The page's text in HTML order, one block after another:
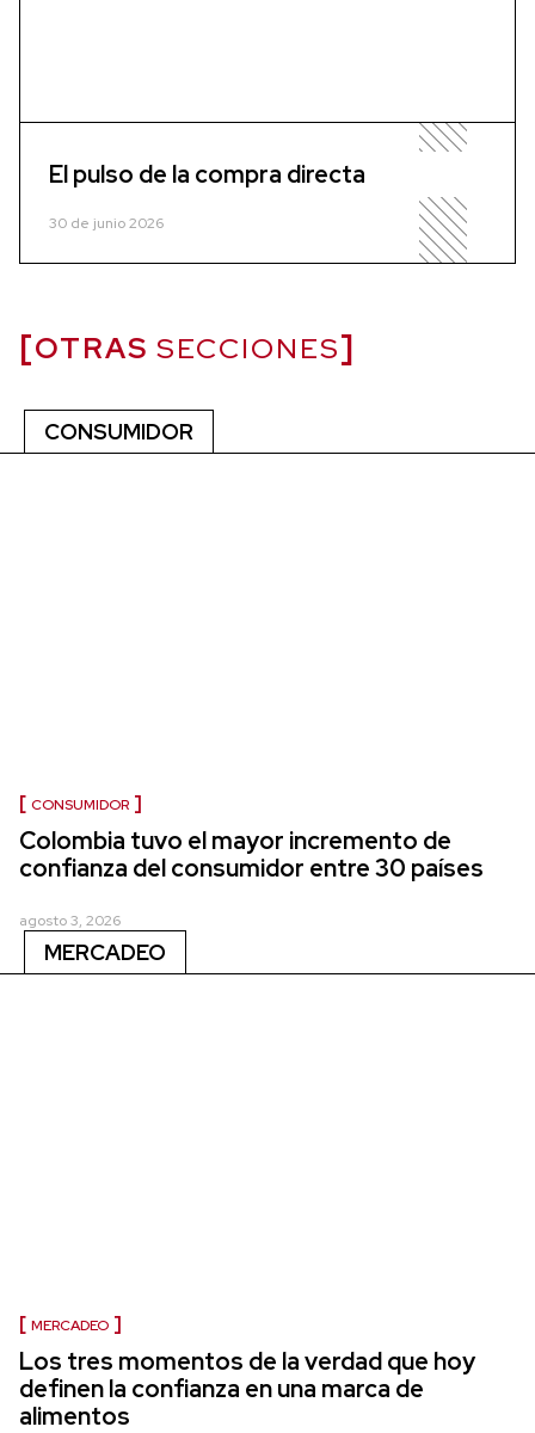
El pulso de la compra directa
30 de junio 2026
OTRAS SECCIONES
CONSUMIDOR
CONSUMIDOR
Colombia tuvo el mayor incremento de
confianza del consumidor entre 30 países
agosto 3, 2026
MERCADEO
MERCADEO
Los tres momentos de la verdad que hoy
definen la confianza en una marca de
alimentos